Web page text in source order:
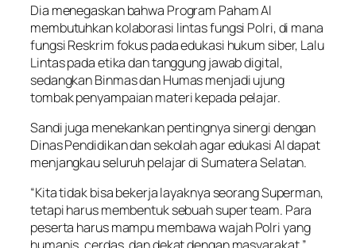
Dia menegaskan bahwa Program Paham AI
membutuhkan kolaborasi lintas fungsi Polri, di mana
fungsi Reskrim fokus pada edukasi hukum siber, Lalu
Lintas pada etika dan tanggung jawab digital,
sedangkan Binmas dan Humas menjadi ujung
tombak penyampaian materi kepada pelajar.
Sandi juga menekankan pentingnya sinergi dengan
Dinas Pendidikan dan sekolah agar edukasi AI dapat
menjangkau seluruh pelajar di Sumatera Selatan.
“Kita tidak bisa bekerja layaknya seorang Superman,
tetapi harus membentuk sebuah super team. Para
peserta harus mampu membawa wajah Polri yang